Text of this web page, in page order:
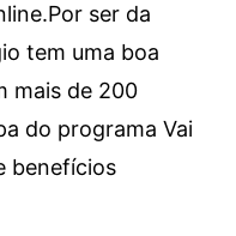
Por ser da
tem uma boa
mais de 200
do programa Vai
benefícios